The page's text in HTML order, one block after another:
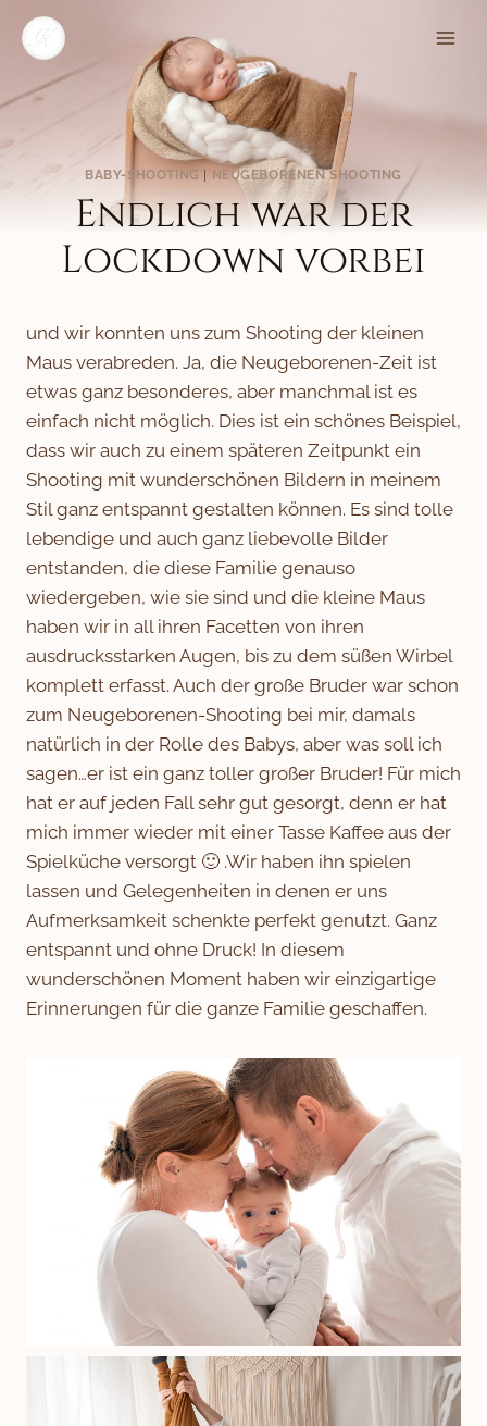
Zum
Inhalt
springen
BABY-SHOOTING| NEUGEBORENEN SHOOTING
Endlich war der
Lockdown vorbei
und wir konnten uns zum Shooting der kleinen
Maus verabreden. Ja, die Neugeborenen-Zeit ist
etwas ganz besonderes, aber manchmal ist es
einfach nicht möglich. Dies ist ein schönes Beispiel,
dass wir auch zu einem späteren Zeitpunkt ein
Shooting mit wunderschönen Bildern in meinem
Stil ganz entspannt gestalten können. Es sind tolle
lebendige und auch ganz liebevolle Bilder
entstanden, die diese Familie genauso
wiedergeben, wie sie sind und die kleine Maus
haben wir in all ihren Facetten von ihren
ausdrucksstarken Augen, bis zu dem süßen Wirbel
komplett erfasst. Auch der große Bruder war schon
zum Neugeborenen-Shooting bei mir, damals
natürlich in der Rolle des Babys, aber was soll ich
sagen…er ist ein ganz toller großer Bruder! Für mich
hat er auf jeden Fall sehr gut gesorgt, denn er hat
mich immer wieder mit einer Tasse Kaffee aus der
Spielküche versorgt 🙂 .Wir haben ihn spielen
lassen und Gelegenheiten in denen er uns
Aufmerksamkeit schenkte perfekt genutzt. Ganz
entspannt und ohne Druck! In diesem
wunderschönen Moment haben wir einzigartige
Erinnerungen für die ganze Familie geschaffen.